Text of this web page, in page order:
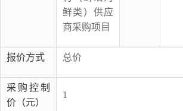
鲜类）供应
商采购项目
报价方式 总价
采购控制
价（元）
1